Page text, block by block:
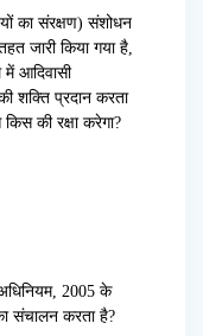
का संरक्षण) संशोधन
जारी किया गया है,
में आदिवासी
शक्ति प्रदान करता
की रक्षा करेगा?
2005 के
संचालन करता है?